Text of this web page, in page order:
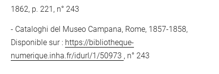
1862, p. 221, n° 243
Cataloghi del Museo Campana, Rome, 1857-1858,
Disponible sur : https://bibliotheque-
numerique.inha.fr/idurl/1/50973 , n° 243